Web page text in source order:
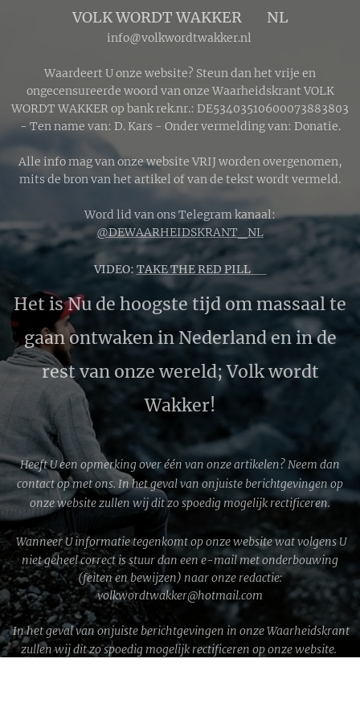
VOLK WORDT WAKKER 🔴 NL
info@volkwordtwakker.nl
Waardeert U onze website? Steun dan het vrije en
ongecensureerde woord van onze Waarheidskrant VOLK
WORDT WAKKER op bank rek.nr.: DE53403510600073883803
- Ten name van: D. Kars - Onder vermelding van: Donatie.
Alle info mag van onze website VRIJ worden overgenomen,
mits de bron van het artikel of van de tekst wordt vermeld.
Word lid van ons Telegram kanaal:
@DEWAARHEIDSKRANT_NL
VIDEO: TAKE THE RED PILL 🔴
Het is Nu de hoogste tijd om massaal te
gaan ontwaken in Nederland en in de
rest van onze wereld; Volk wordt
Wakker!
Heeft U een opmerking over één van onze artikelen? Neem dan
contact op met ons. In het geval van onjuiste berichtgevingen op
onze website zullen wij dit zo spoedig mogelijk rectificeren.
Wanneer U informatie tegenkomt op onze website wat volgens U
niet geheel correct is stuur dan een e-mail met onderbouwing
(feiten en bewijzen) naar onze redactie:
volkwordtwakker@hotmail.com
In het geval van onjuiste berichtgevingen in onze Waarheidskrant
zullen wij dit zo spoedig mogelijk rectificeren op onze website.